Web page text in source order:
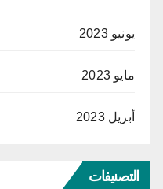
يونيو 2023
مايو 2023
أبريل 2023
التصنيفات